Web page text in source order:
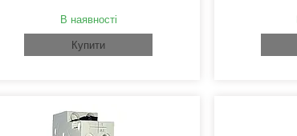
В наявності
Купити